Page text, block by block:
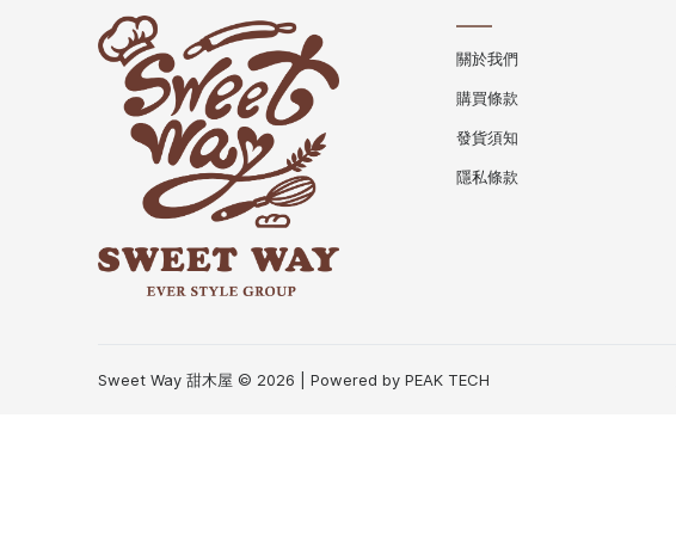
關於我們
購買條款
發貨須知
隱私條款
Sweet Way 甜木屋 © 2026 | Powered by PEAK TECH